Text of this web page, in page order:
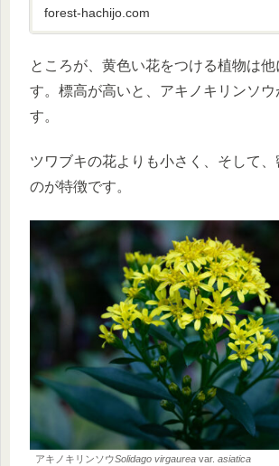
が、それでも自然の身近
日充実しています。そのお
forest-hachijo.com
ところが、黄色い花をつける植物は他
す。標高が高いと、アキノキリンソウ
す。
ツワブキの花よりも小さく、そして、
のが特徴です。
アキノキリンソウSolidago virgaurea var. asiatica